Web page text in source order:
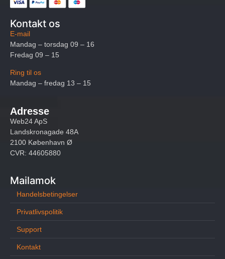
Kontakt os
E-mail
Mandag – torsdag 09 – 16
Fredag 09 – 15
Ring til os
Mandag – fredag 13 – 15
Adresse
Web24 ApS
Landskronagade 48A
2100 København Ø
CVR: 44605880
Mailamok
Handelsbetingelser
Privatlivspolitik
Support
Kontakt